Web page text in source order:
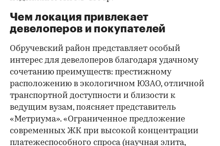
Чем локация привлекает
девелоперов и покупателей
Обручевский район представляет особый
интерес для девелоперов благодаря удачному
сочетанию преимуществ: престижному
расположению в экологичном ЮЗАО, отличной
транспортной доступности и близости к
ведущим вузам, поясняет представитель
«Метриума». «Ограниченное предложение
современных ЖК при высокой концентрации
платежеспособного спроса (научная элита,